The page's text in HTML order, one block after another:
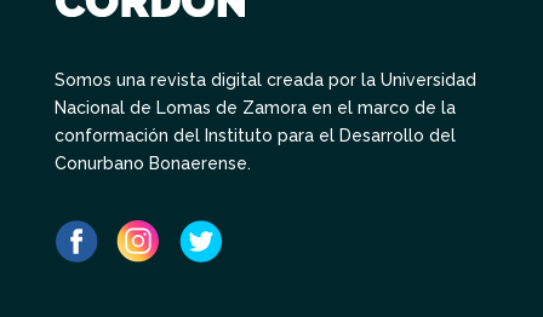
Somos una revista digital creada por la Universidad
Nacional de Lomas de Zamora en el marco de la
conformación del Instituto para el Desarrollo del
Conurbano Bonaerense.